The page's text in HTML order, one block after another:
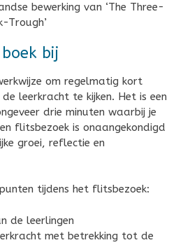
bewerking van ‘The Three-
Trough’
bij
om regelmatig kort
leerkracht te kijken. Het is een
drie minuten waarbij je
flitsbezoek is onaangekondigd
groei, reflectie en
tijdens het flitsbezoek:
de leerlingen
met betrekking tot de